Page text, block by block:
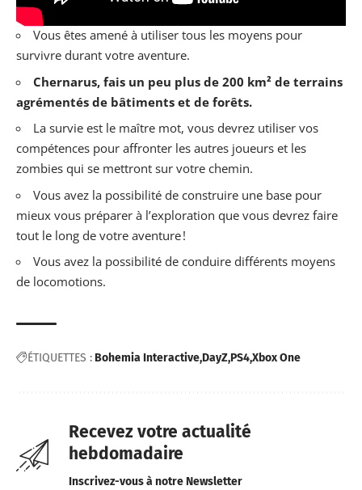
Vous êtes amené à utiliser tous les moyens pour
survivre durant votre aventure.
Chernarus, fais un peu plus de 200 km² de terrains
agrémentés de bâtiments et de forêts.
La survie est le maître mot, vous devrez utiliser vos
compétences pour affronter les autres joueurs et les
zombies qui se mettront sur votre chemin.
Vous avez la possibilité de construire une base pour
mieux vous préparer à l’exploration que vous devrez faire
tout le long de votre aventure !
Vous avez la possibilité de conduire différents moyens
de locomotions.
ÉTIQUETTES : Bohemia Interactive DayZ PS4Xbox One
Recevez votre actualité
hebdomadaire
Inscrivez-vous à notre Newsletter